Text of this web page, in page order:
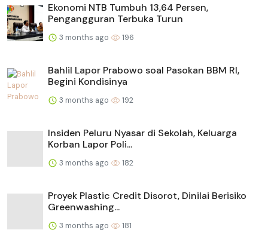
Ekonomi NTB Tumbuh 13,64 Persen,
Pengangguran Terbuka Turun
3 months ago 196
Bahlil Lapor Prabowo soal Pasokan BBM RI,
Begini Kondisinya
3 months ago 192
Insiden Peluru Nyasar di Sekolah, Keluarga
Korban Lapor Poli...
3 months ago 182
Proyek Plastic Credit Disorot, Dinilai Berisiko
Greenwashing...
3 months ago 181